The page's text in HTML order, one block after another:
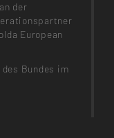
der
European
Bundes im